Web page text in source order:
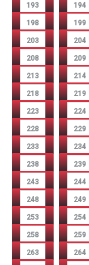
193 194
198 199
203 204
208 209
213 214
218 219
223 224
228 229
233 234
238 239
243 244
248 249
253 254
258 259
263 264